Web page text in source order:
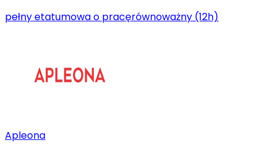
pełny etatumowa o pracęrównoważny (12h)
Apleona